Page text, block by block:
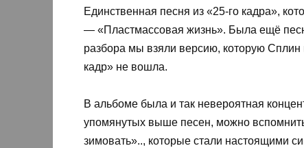
Единственная песня из «25-го кадра»,
— «Пластмассовая жизнь». Была ещё
разбора мы взяли версию, которую Сплин
кадр» не вошла.
В альбоме была и так невероятная
упомянутых выше песен, можно
зимовать».., которые стали настоящими